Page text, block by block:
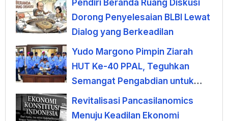
Pendiri Beranda Ruang Diskusi
Dorong Penyelesaian BLBI Lewat
Dialog yang Berkeadilan
Yudo Margono Pimpin Ziarah
HUT Ke-40 PPAL, Teguhkan
Semangat Pengabdian untuk
Negeri
Revitalisasi Pancasilanomics
Menuju Keadilan Ekonomi